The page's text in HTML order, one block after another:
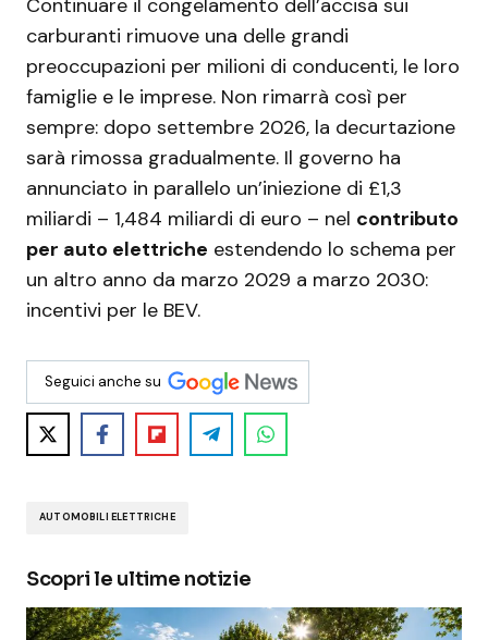
Continuare il congelamento dell’accisa sui
carburanti rimuove una delle grandi
preoccupazioni per milioni di conducenti, le loro
famiglie e le imprese. Non rimarrà così per
sempre: dopo settembre 2026, la decurtazione
sarà rimossa gradualmente. Il governo ha
annunciato in parallelo un’iniezione di £1,3
miliardi – 1,484 miliardi di euro – nel contributo
per auto elettriche estendendo lo schema per
un altro anno da marzo 2029 a marzo 2030:
incentivi per le BEV.
Seguici anche su
AUTOMOBILI ELETTRICHE
Scopri le ultime notizie